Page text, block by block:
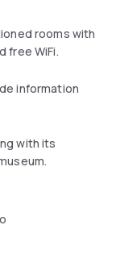
rooms with
free WiFi.
information
with its